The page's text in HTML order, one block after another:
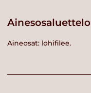
Ainesosaluettelo
Aineosat: lohifilee.